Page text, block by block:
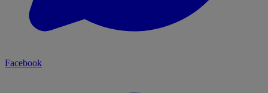
Facebook